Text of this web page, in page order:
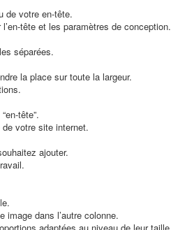
de votre en-tête.
tête et les paramètres de conception.
séparées.
la place sur toute la largeur.
tête”.
votre site internet.
ajouter.
dans l’autre colonne.